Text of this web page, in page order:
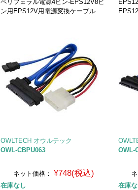
ペリフェラル電源4ピン-EPS12V8ピ
ン用EPS12V用電源変換ケーブル
OWLTECH オウルテック
OWL-CBPU063
ネット価格： ¥748(税込)
在庫なし
OWL-
在庫